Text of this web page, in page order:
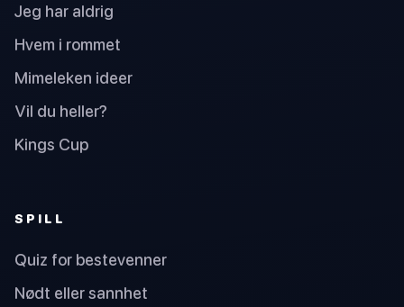
Jeg har aldrig
Hvem i rommet
Mimeleken ideer
Vil du heller?
Kings Cup
SPILL
Quiz for bestevenner
Nødt eller sannhet